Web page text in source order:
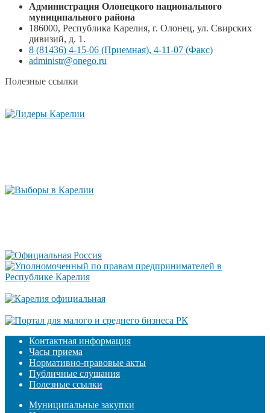
Администрация Олонецкого национального
муниципального района
186000, Республика Карелия, г. Олонец, ул. Свирских
дивизий, д. 1.
8 (81436) 4-15-06 (Приемная), 4-11-07 (Факс)
administr@onego.ru
Полезные ссылки
Контактная информация
Часы приема
Нормативно-правовые акты
Публичные слушания
Полезные ссылки
Муниципальные закупки